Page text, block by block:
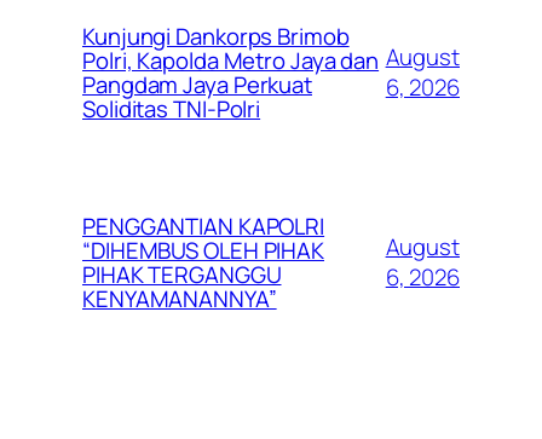
Kunjungi Dankorps Brimob
Polri, Kapolda Metro Jaya dan
Pangdam Jaya Perkuat
Soliditas TNI-Polri
August
6, 2026
PENGGANTIAN KAPOLRI
“DIHEMBUS OLEH PIHAK
PIHAK TERGANGGU
KENYAMANANNYA”
August
6, 2026